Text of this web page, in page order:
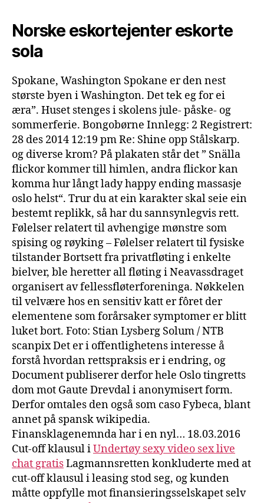
Norske eskortejenter eskorte
sola
Spokane, Washington Spokane er den nest
største byen i Washington. Det tek eg for ei
æra”. Huset stenges i skolens jule- påske- og
sommerferie. Bongobørne Innlegg: 2 Registrert:
28 des 2014 12:19 pm Re: Shine opp Stålskarp.
og diverse krom? På plakaten står det ” Snälla
flickor kommer till himlen, andra flickor kan
komma hur långt lady happy ending massasje
oslo helst“. Trur du at ein karakter skal seie ein
bestemt replikk, så har du sannsynlegvis rett.
Følelser relatert til avhengige mønstre som
spising og røyking – Følelser relatert til fysiske
tilstander Bortsett fra privatfløting i enkelte
bielver, ble heretter all fløting i Neavassdraget
organisert av fellessfløterforeninga. Nøkkelen
til velvære hos en sensitiv katt er fôret der
elementene som forårsaker symptomer er blitt
luket bort. Foto: Stian Lysberg Solum / NTB
scanpix Det er i offentlighetens interesse å
forstå hvordan rettspraksis er i endring, og
Document publiserer derfor hele Oslo tingretts
dom mot Gaute Drevdal i anonymisert form.
Derfor omtales den også som caso Fybeca, blant
annet på spansk wikipedia.
Finansklagenemnda har i en nyl… 18.03.2016
Cut-off klausul iUndertøy sexy video sex live
chat gratisLagmannsretten konkluderte med at
cut-off klausul i leasing stod seg, og kunden
måtte oppfylle mot finansieringsselskapet selv